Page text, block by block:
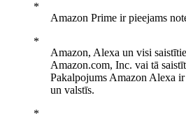
Amazon Prime ir pieejams
Amazon, Alexa un visi
Amazon.com, Inc. vai tā
Pakalpojums Amazon Alexa
un valstīs.